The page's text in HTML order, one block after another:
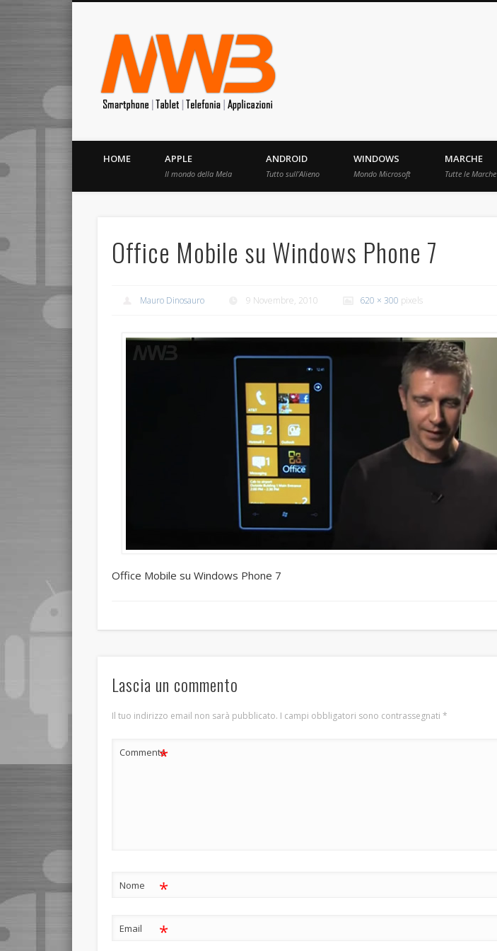
Siete appassionati di telefonia? I migliori Video, Recensioni e Prove raccolti in Rete.
HOME APPLE
Il mondo della Mela
ANDROID
Tutto sull’Alieno
WINDOWS
Mondo Microsoft
MARCHE
Tutte le Marche
Office Mobile su Windows Phone 7
Mauro Dinosauro 9 Novembre, 2010 620 × 300 pixels
Office Mobile su Windows Phone 7
Lascia un commento
Il tuo indirizzo email non sarà pubblicato. I campi obbligatori sono contrassegnati*
Commento
*
Nome *
Email *